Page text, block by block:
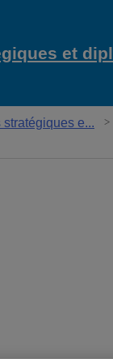
et
e...